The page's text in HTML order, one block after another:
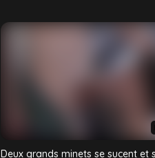
Deux grands minets se sucent et